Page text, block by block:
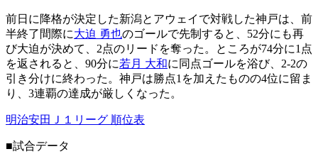
前日に降格が決定した新潟とアウェイで対戦した神戸は、前
半終了間際に大迫 勇也のゴールで先制すると、52分にも再
び大迫が決めて、2点のリードを奪った。ところが74分に1点
を返されると、90分に若月 大和に同点ゴールを浴び、2-2の
引き分けに終わった。神戸は勝点1を加えたものの4位に留ま
り、3連覇の達成が厳しくなった。
明治安田Ｊ１リーグ 順位表
■試合データ